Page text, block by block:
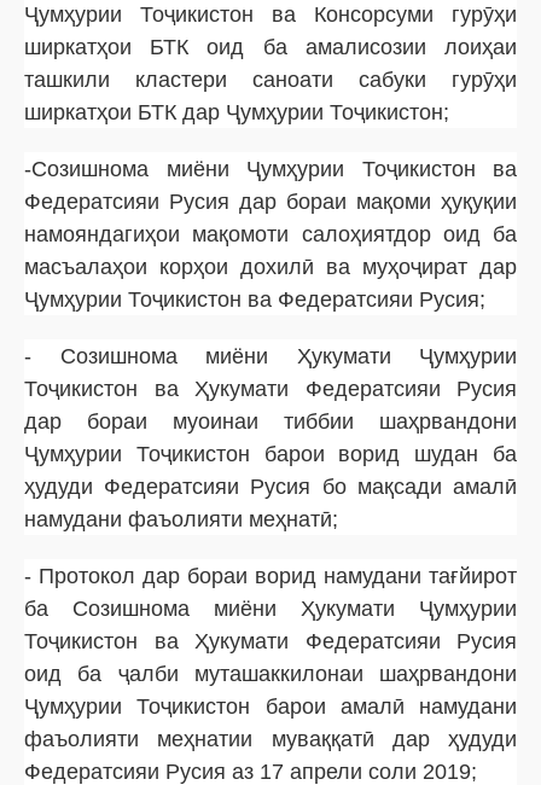
Ҷумҳурии Тоҷикистон ва Консорсуми гурӯҳи
ширкатҳои БТК оид ба амалисозии лоиҳаи
ташкили кластери саноати сабуки гурӯҳи
ширкатҳои БТК дар Ҷумҳурии Тоҷикистон;
-Созишнома миёни Ҷумҳурии Тоҷикистон ва
Федератсияи Русия дар бораи мақоми ҳуқуқии
намояндагиҳои мақомоти салоҳиятдор оид ба
масъалаҳои корҳои дохилӣ ва муҳоҷират дар
Ҷумҳурии Тоҷикистон ва Федератсияи Русия;
- Созишнома миёни Ҳукумати Ҷумҳурии
Тоҷикистон ва Ҳукумати Федератсияи Русия
дар бораи муоинаи тиббии шаҳрвандони
Ҷумҳурии Тоҷикистон барои ворид шудан ба
ҳудуди Федератсияи Русия бо мақсади амалӣ
намудани фаъолияти меҳнатӣ;
- Протокол дар бораи ворид намудани тағйирот
ба Созишнома миёни Ҳукумати Ҷумҳурии
Тоҷикистон ва Ҳукумати Федератсияи Русия
оид ба ҷалби муташаккилонаи шаҳрвандони
Ҷумҳурии Тоҷикистон барои амалӣ намудани
фаъолияти меҳнатии муваққатӣ дар ҳудуди
Федератсияи Русия аз 17 апрели соли 2019;